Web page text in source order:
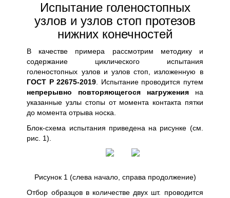
Испытание голеностопных
узлов и узлов стоп протезов
нижних конечностей
В качестве примера рассмотрим методику и
содержание циклического испытания
голеностопных узлов и узлов стоп, изложенную в
ГОСТ Р 22675-2019 . Испытание проводится путем
непрерывно повторяющегося нагруженияна
указанные узлы стопы от момента контакта пятки
до момента отрыва носка.
Блок-схема испытания приведена на рисунке (см.
рис. 1).
Рисунок 1 (слева начало, справа продолжение)
Отбор образцов в количестве двух шт. проводится